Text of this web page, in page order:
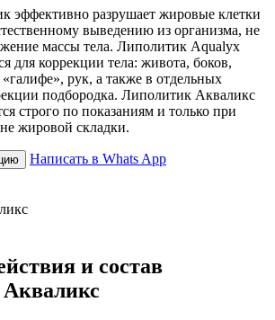
эффективно разрушает жировые клетки
выведению из организма, не
массы тела. Липолитик Aqualyx
для коррекции тела: живота, боков,
рук, а также в отдельных
подбородка. Липолитик Акваликс
строго по показаниям и только при
жировой складки.
Написать в Whats App
и состав